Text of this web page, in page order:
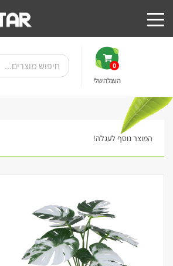
0
העגלה שלי
המוצר נוסף לעגלה!